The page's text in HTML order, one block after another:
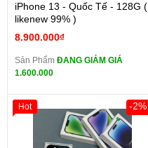
iPhone 13 - Quốc Tế - 128G (
likenew 99% )
8.900.000₫
Sản Phẩm ĐANG GIẢM GIÁ
1.600.000
-2%
Hot